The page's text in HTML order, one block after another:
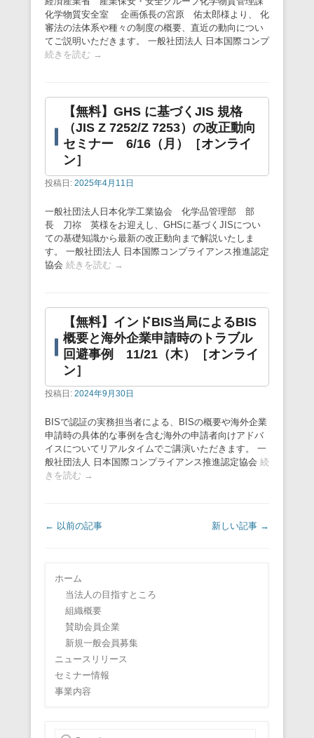
化学物質安全室 企画係長の宮原 佑太郎様より、 化
審法の法体系や種々の制度の概要、直近の動向につい
てご説明いただきます。 一般社団法人 日本国際コンプ
続きを読む →
【無料】GHS に基づくJIS 規格
（JIS Z 7252/Z 7253）の改正動向
セミナー 6/16（月）［オンライ
ン］
投稿日: 2025年4月11日
一般社団法人日本化学工業協会 化学品管理部 部
長 刀祢 英様をお迎えし、GHSに基づくJISについ
ての基礎知識から最新の改正動向まで解説いたしま
す。 一般社団法人 日本国際コンプライアンス推進認定
協会 続きを読む →
【無料】インドBIS当局によるBIS
概要と海外企業申請時のトラブル
回避事例 11/21（木）［オンライ
ン］
投稿日: 2024年9月30日
BISで認証の実務担当者による、BISの概要や海外企業
申請時の具体的な事例を含む海外の申請者向けアドバ
イスについてリアルタイムでご講演いただきます。 一
般社団法人 日本国際コンプライアンス推進認定協会 続
きを読む →
投稿ナビゲーション
← 以前の記事 新しい記事 →
ホーム
当法人の目指すところ
組織概要
賛助会員企業
新規一般会員募集
ニュースリリース
セミナー情報
事業内容